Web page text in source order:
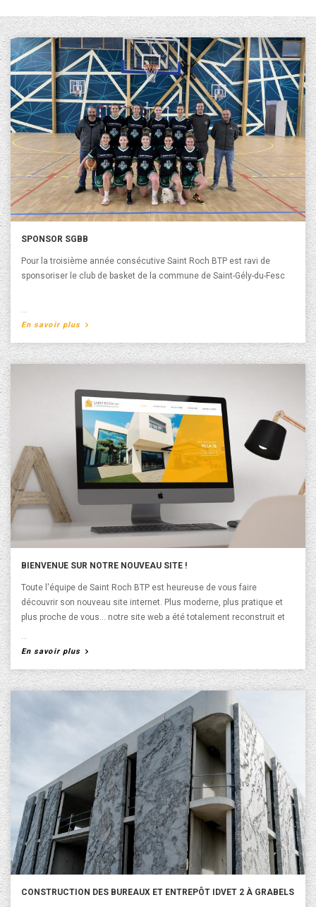
SPONSOR SGBB
Pour la troisième année consécutive Saint Roch BTP est ravi de
sponsoriser le club de basket de la commune de Saint-Gély-du-Fesc
En savoir plus A propos de Sponsor SGBB
BIENVENUE SUR NOTRE NOUVEAU SITE !
Toute l'équipe de Saint Roch BTP est heureuse de vous faire
découvrir son nouveau site internet. Plus moderne, plus pratique et
plus proche de vous… notre site web a été totalement reconstruit et
l'ergonomie s'adapte parfaitement à votre smartphone ou tablette.
rapides clairement identifiables vers nos différentes rubriques. Les
réalisations de logements collectifs ou individuels sont détaillées et
dotées d'informations pratiques. N'hésitez pas à partager notre
nouveau site, bonne visite !
En savoir plus A propos de Bienvenue sur notre nouveau site !
CONSTRUCTION DES BUREAUX ET ENTREPÔT IDVET 2 À GRABELS